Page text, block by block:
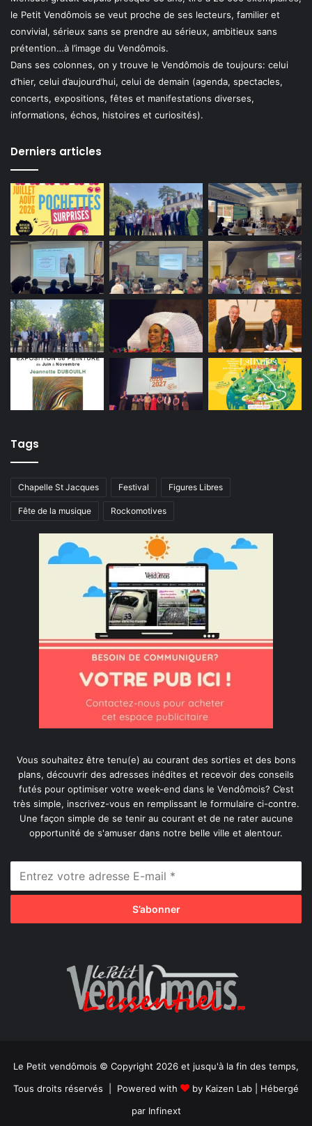
le Petit Vendômois se veut proche de ses lecteurs, familier et
convivial, sérieux sans se prendre au sérieux, ambitieux sans
prétention…à l’image du Vendômois.
Dans ses colonnes, on y trouve le Vendômois de toujours: celui
d’hier, celui d’aujourd’hui, celui de demain (agenda, spectacles,
concerts, expositions, fêtes et manifestations diverses,
informations, échos, histoires et curiosités).
Derniers articles
Tags
Chapelle St Jacques Festival Figures Libres
Fête de la musique Rockomotives
Vous souhaitez être tenu(e) au courant des sorties et des bons
plans, découvrir des adresses inédites et recevoir des conseils
futés pour optimiser votre week-end dans le Vendômois? C’est
très simple, inscrivez-vous en remplissant le formulaire ci-contre.
Une façon simple de se tenir au courant et de ne rater aucune
opportunité de s'amuser dans notre belle ville et alentour.
Le Petit vendômois © Copyright 2026 et jusqu'à la fin des temps,
Tous droits réservés | Powered with
by Kaizen Lab | Hébergé
par Infinext